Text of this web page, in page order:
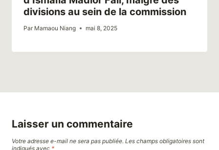
divisions au sein de la commission
Par Mamaou Niang mai 8, 2025
Laisser un commentaire
Votre adresse e-mail ne sera pas publiée. Les champs obligatoires sont
indiqués avec *